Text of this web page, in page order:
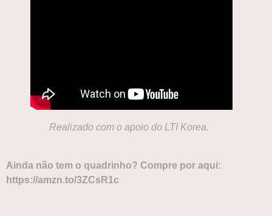
Realizado com o apoio do LTI Korea.
Ainda não tem o quadrinho? Compre por aqui:
https://amzn.to/3ZCsR1c